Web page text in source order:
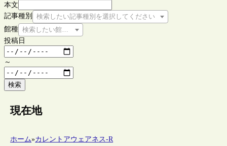
本文
記事種別
検索したい記事種別を選択してください
館種 検索したい館種を選択してください
投稿日
～
検索
現在地
ホーム»カレントアウェアネス-R